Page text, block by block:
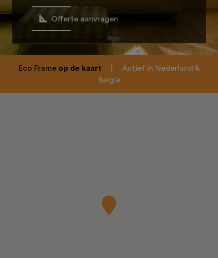
Offerte aanvragen
Eco Frame op de kaart
Actief in Nederland &
België